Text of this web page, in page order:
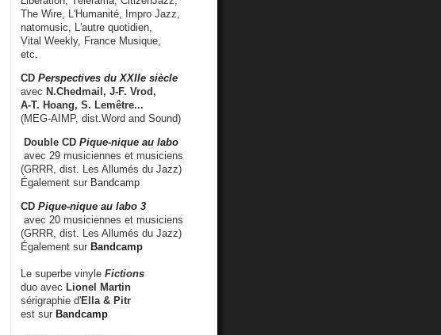
The Wire, L'Humanité, Impro Jazz,
natomusic, L'autre quotidien,
Vital Weekly, France Musique,
etc.
CD Perspectives du XXIIe siècle
avec N.Chedmail, J-F. Vrod,
A-T. Hoang, S. Lemêtre...
(MEG-AIMP, dist.Word and Sound)
Double CD Pique-nique au labo
avec 29 musiciennes et musiciens
(GRRR, dist. Les Allumés du Jazz)
Également sur Bandcamp
CD Pique-nique au labo 3
avec 20 musiciennes et musiciens
(GRRR, dist. Les Allumés du Jazz)
Également sur Bandcamp
Le superbe vinyle Fictions
duo avec Lionel Martin
sérigraphie d'Ella & Pitr
est sur Bandcamp